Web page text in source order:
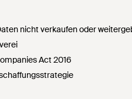
nicht verkaufen oder
Act 2016